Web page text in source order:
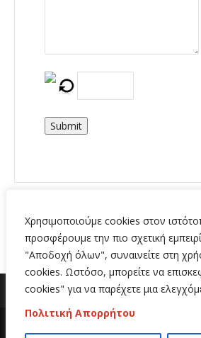
Χρησιμοποιούμε cookies στον
προσφέρουμε την πιο σχετική
"Αποδοχή όλων", συναινείτε στη
cookies. Ωστόσο, μπορείτε να
cookies" για να παρέχετε μια
Πολιτική Απορρήτου
Submit
Copyright 2020 | All Rights